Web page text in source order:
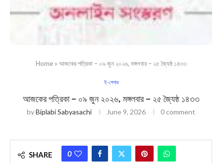
Home» আজকের পত্রিকা – ০৯ জুন ২০২৬, মঙ্গলবার – ২৫ জ্যৈষ্ঠ ১৪৩৩
ই-পেপার
আজকের পত্রিকা – ০৯ জুন ২০২৬, মঙ্গলবার – ২৫ জ্যৈষ্ঠ ১৪৩৩
byBiplabi Sabyasachi June 9, 2026 0 comment
SHARE 0